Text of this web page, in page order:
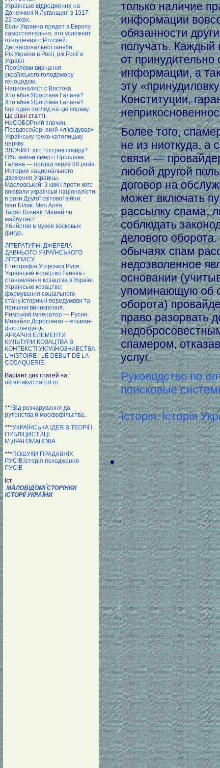
Українське відродження на
Донеччині й Луганщині в 1917-
22 роках.
Если Украина придет в Европу
самостоятельно, это усложнит
отношения с Россией.
Дні національної ганьби.
Рік України в Росії, рік Росії в
Україні.
Проблеми визнання
українського голодомору
геноцидом.
Националист с Востока.
Хто вбив Ярослава Галана?
Хто вбив Ярослава Галана?
Іще один погляд на цю справу.
Це різні статті.
НеСОБОРний злочин.
Псевдособор, який «ліквідував»
Українську греко-католицьку
церкву.
ЗЛОЧИН: хто гострив сокиру?
Обставини смерті Ярослава
Галана — погляд через 60 років.
История национального
движения Украины.
Масловський: З ким i проти кого
воювали українські націоналісти
в роки Другої світової війни.
Iван Бiлик. Меч Арея.
Тарас Возняк: Мамай чи
майбутнє?
Убийство в музее восковых
фигур.
ЛІТЕРАТУРНІ ДЖЕРЕЛА
ДАВНЬОГО УКРАЇНСЬКОГО
ЛІТОПИСУ.
Етнографія Угорської Руси.
Українське козацтво.Генеза і
становлення козацтва в Україні.
Українське козацтво:
формування соціального
стану.Історичні передумови та
причини виникнення.
Римський імператор — Русин.
Михайло Дорошенко - гетьман-
флотоводець.
АРХАЇЧНІ ЕЛЕМЕНТИ
КУЛЬТУРИ КОЗАЦТВА В
КОНТЕКСТІ УКРАЇНОЗНАВСТВА.
L'HISTOIRE : LE DEBUT DE LA
COSAQUERIE.
Варіант цих статей на:
ukrainakvit.narod.ru.
***Від розчарування до
рутенства й москвофільства..
***УКРАЇНСЬКА ІДЕЯ В ТЕОРІЇ І
ПУБЛІЦИСТИЦІ
М.ДРАГОМАНОВА.
***ПОШУКИ ПРАДАВНІХ
РУСІВ:Історія походження
РУСІВ
МАЛОВІДОМІ СТОРІНКИ
ІСТОРІЇ УКРАЇНИ
только наличие
информации
обязанности
получать. Каждый
от
информации, а
эту
Конституции,
Более того,
не из ниоткуда, а
связи —
любой другой
договор на
может включать
рассылку спама,
соблюдать
делового
обычаях спам
недозволенное
основании
упоминающую об
оборота)
право разорвать
спамером,
услуг.
Руководство по
поисковые
Історія. Історія